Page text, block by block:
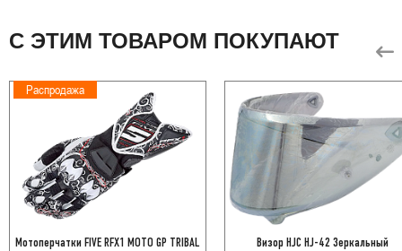
С ЭТИМ ТОВАРОМ ПОКУПАЮТ
Распродажа
Мотоперчатки FIVE RFX1 MOTO GP TRIBAL
Визор HJC HJ-42 Зеркальный